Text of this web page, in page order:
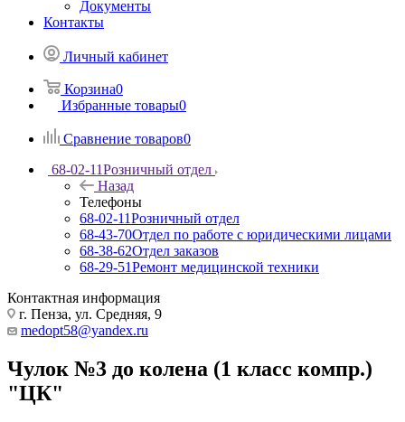
Документы
Контакты
Личный кабинет
Корзина0
Избранные товары0
Сравнение товаров0
68-02-11Розничный отдел
Назад
Телефоны
68-02-11Розничный отдел
68-43-70Отдел по работе с юридическими лицами
68-38-62Отдел заказов
68-29-51Ремонт медицинской техники
Контактная информация
г. Пенза, ул. Средняя, 9
medopt58@yandex.ru
Чулок №3 до колена (1 класс компр.)
"ЦК"